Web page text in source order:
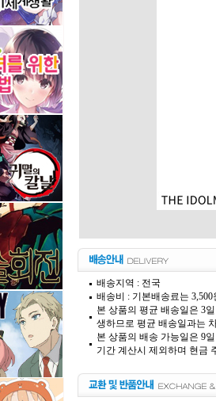
배송지역 : 전국
배송비 : 기본배송료는
본 상품의 평균 배송일은 3
생하므로 평균 배송일과는
본 상품의 배송 가능일은 9
기간 계산시 제외하며 현금